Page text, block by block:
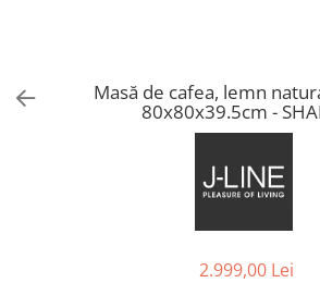
Oglinzi hol Masă de cafea, lemn
80x80x39.5cm -
2.999,00 Lei